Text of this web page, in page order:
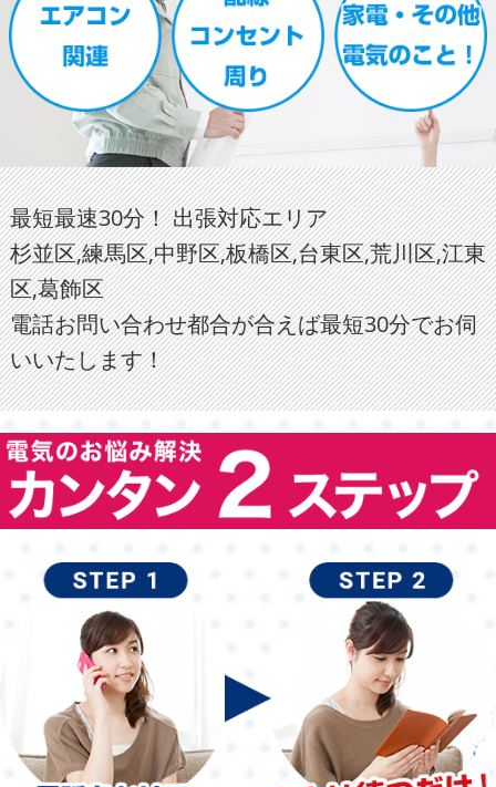
最短最速30分！ 出張対応エリア
杉並区,練馬区,中野区,板橋区,台東区,荒川区,江東
区,葛飾区
電話お問い合わせ都合が合えば最短30分でお伺
いいたします！